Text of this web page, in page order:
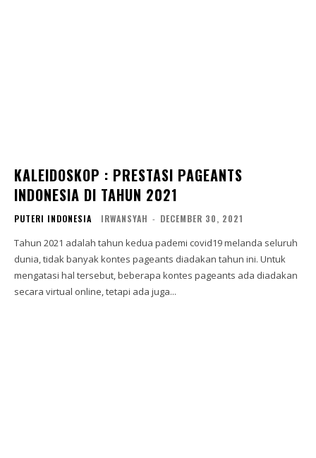
KALEIDOSKOP : PRESTASI PAGEANTS
INDONESIA DI TAHUN 2021
PUTERI INDONESIA IRWANSYAH - DECEMBER 30, 2021
Tahun 2021 adalah tahun kedua pademi covid19 melanda seluruh
dunia, tidak banyak kontes pageants diadakan tahun ini. Untuk
mengatasi hal tersebut, beberapa kontes pageants ada diadakan
secara virtual online, tetapi ada juga...